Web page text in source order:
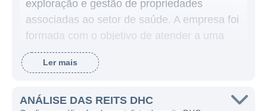
exploração e gestão de propriedades
associadas ao setor de saúde. A empresa foi
formada com o objetivo de atender a uma
demanda crescente por serviços de saúde e
por ativos imobiliários que suportam tais
aposentados, propriedades de cuidados
Ler mais
ANÁLISE DAS REITS DHC